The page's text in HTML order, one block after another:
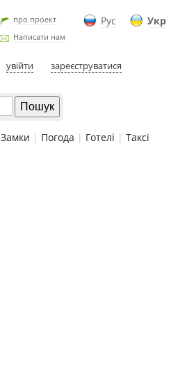
Рус Укр
про проект
Написати нам
увійти зареєструватися
Замки | Погода | Готелі | Таксі